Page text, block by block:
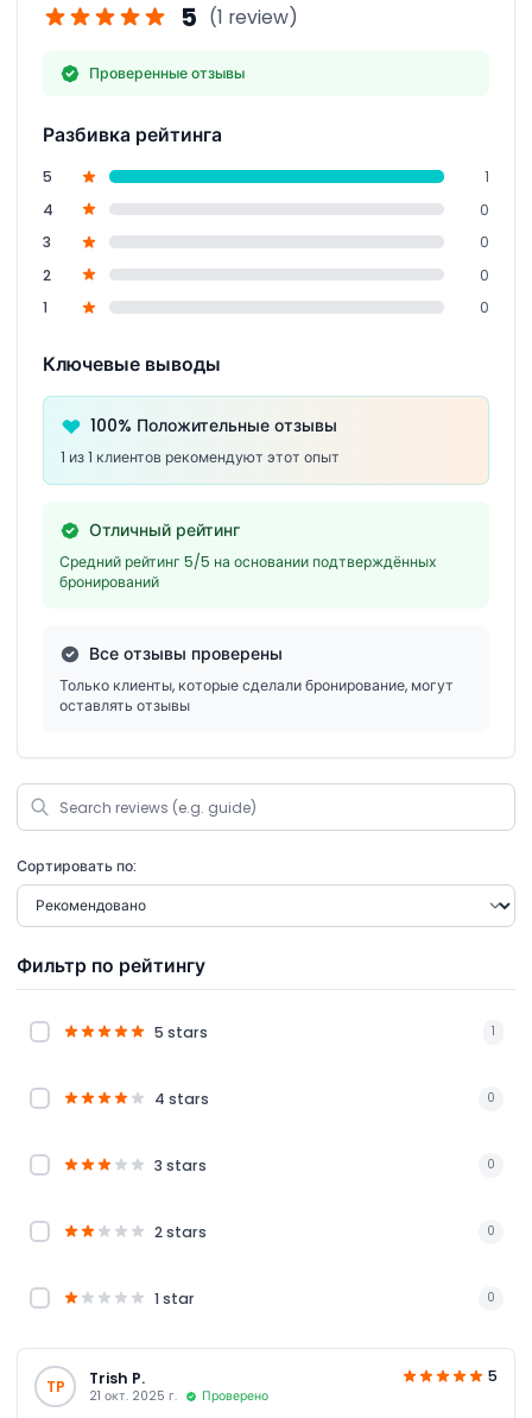
5 (1 review)
Проверенные отзывы
Разбивка рейтинга
5
1
4
0
3
0
2
0
1
0
Ключевые выводы
100% Положительные отзывы
1 из 1 клиентов рекомендуют этот опыт
Отличный рейтинг
Средний рейтинг 5/5 на основании подтверждённых
бронирований
Все отзывы проверены
Только клиенты, которые сделали бронирование, могут
оставлять отзывы
Сортировать по:
Фильтр по рейтингу
5 stars 1
4 stars 0
3 stars 0
2 stars 0
1 star 0
TP Trish P.
21 окт. 2025 г. Проверено
5